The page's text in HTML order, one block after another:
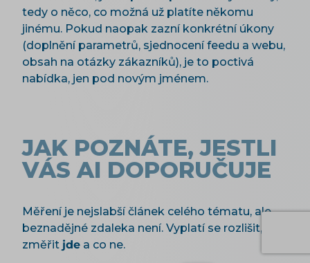
tedy o něco, co možná už platíte někomu
jinému. Pokud naopak zazní konkrétní úkony
(doplnění parametrů, sjednocení feedu a webu,
obsah na otázky zákazníků), je to poctivá
nabídka, jen pod novým jménem.
JAK POZNÁTE, JESTLI
VÁS AI DOPORUČUJE
Měření je nejslabší článek celého tématu, ale
beznadějné zdaleka není. Vyplatí se rozlišit, co
změřit jde a co ne.